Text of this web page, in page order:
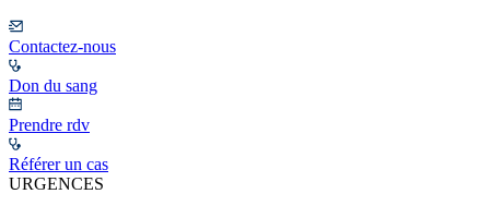
Contactez-nous
Don du sang
Prendre rdv
Référer un cas
URGENCES